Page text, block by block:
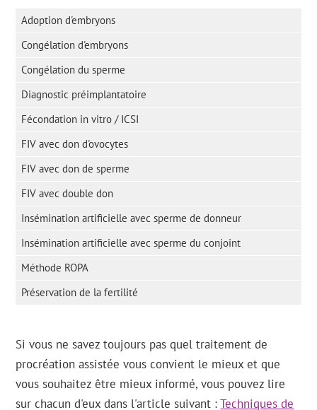
Adoption d'embryons
Congélation d'embryons
Congélation du sperme
Diagnostic préimplantatoire
Fécondation in vitro / ICSI
FIV avec don d'ovocytes
FIV avec don de sperme
FIV avec double don
Insémination artificielle avec sperme de donneur
Insémination artificielle avec sperme du conjoint
Méthode ROPA
Préservation de la fertilité
Si vous ne savez toujours pas quel traitement de
procréation assistée vous convient le mieux et que
vous souhaitez être mieux informé, vous pouvez lire
sur chacun d'eux dans l'article suivant :Techniques de